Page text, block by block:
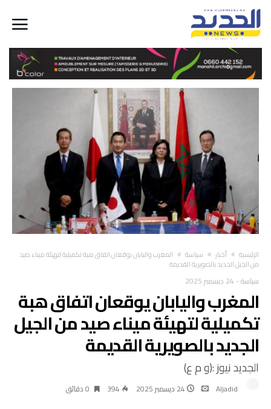
‫الرئيسية‬ أخبار سياسة
المغرب واليابان يوقعان اتفاق هبة تكميلية لتهيئة ميناء صيد
من الجيل الجديد بالصويرية القديمة
سياسة- 24 ديسمبر 2025
المغرب واليابان يوقعان اتفاق هبة
تكميلية لتهيئة ميناء صيد من الجيل
الجديد بالصويرية القديمة
الجديد نيوز :(و م ع)
Aljadid 24 ديسمبر 2025 394 0 ‫دقائق‬